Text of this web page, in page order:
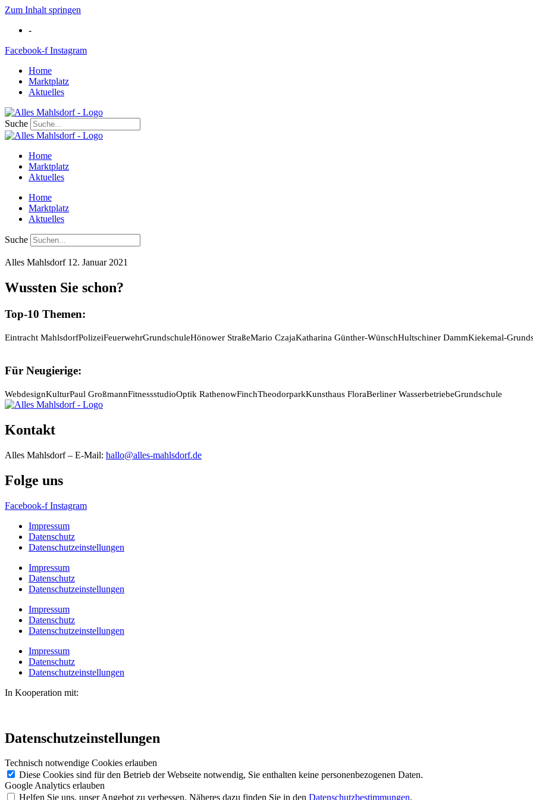
Zum Inhalt springen
-
Facebook-f Instagram
Home
Marktplatz
Aktuelles
Suche
Home
Marktplatz
Aktuelles
Home
Marktplatz
Aktuelles
Suche
Alles Mahlsdorf 12. Januar 2021
Wussten Sie schon?
Top-10 Themen:
Eintracht MahlsdorfPolizeiFeuerwehrGrundschuleHönower StraßeMario CzajaKatharina Günther-WünschHultschiner DammKiekemal-
Für Neugierige:
WebdesignKulturPaul GroßmannFitnessstudioOptik RathenowFinchTheodorparkKunsthaus FloraBerliner WasserbetriebeGrundschule
Kontakt
Alles Mahlsdorf – E-Mail: hallo@alles-mahlsdorf.de
Folge uns
Facebook-f Instagram
Impressum
Datenschutz
Datenschutzeinstellungen
Impressum
Datenschutz
Datenschutzeinstellungen
Impressum
Datenschutz
Datenschutzeinstellungen
Impressum
Datenschutz
Datenschutzeinstellungen
In Kooperation mit:
Datenschutzeinstellungen
Technisch notwendige Cookies erlauben
Diese Cookies sind für den Betrieb der Webseite notwendig, Sie enthalten keine personenbezogenen Daten.
Google Analytics erlauben
Helfen Sie uns, unser Angebot zu verbessen. Näheres dazu finden Sie in den Datenschutzbestimmungen.